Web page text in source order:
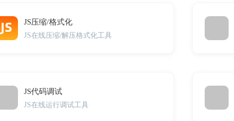
JS压缩/格式化
JS在线压缩/解压格式化工具
JS代码调试
JS在线运行调试工具